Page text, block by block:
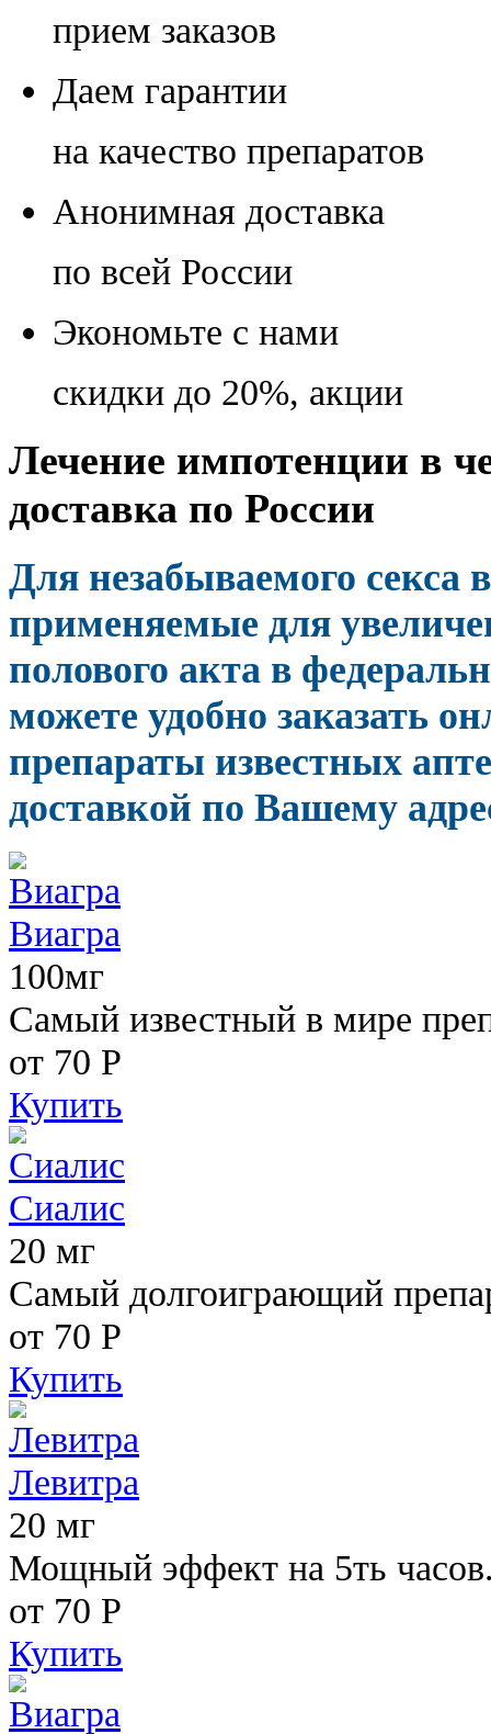
прием заказов
Даем гарантии
на качество препаратов
Анонимная доставка
по всей России
Экономьте с нами
скидки до 20%, акции
Лечение импотенции в
доставка по России
Для незабываемого секса
применяемые для
полового акта в
можете удобно заказать
препараты известных
доставкой по Вашему
Виагра
100мг
Самый известный в мире
от 70 Р
Купить
Сиалис
20 мг
Самый долгоиграющий
от 70 Р
Купить
Левитра
20 мг
Мощный эффект на 5ть
от 70 Р
Купить